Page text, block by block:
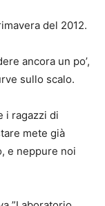
del 2012.
ancora un po’,
sullo scalo.
i ragazzi di
mete già
e neppure noi